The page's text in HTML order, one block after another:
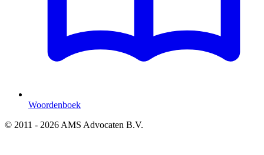
Woordenboek
© 2011 - 2026 AMS Advocaten B.V.